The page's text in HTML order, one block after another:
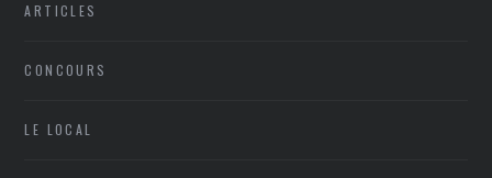
ARTICLES
CONCOURS
LE LOCAL